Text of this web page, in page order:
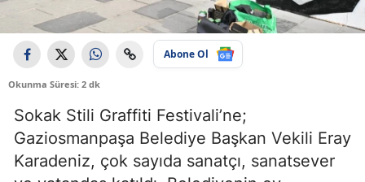
Abone Ol
Okunma Süresi: 2 dk
Sokak Stili Graffiti Festivali’ne;
Gaziosmanpaşa Belediye Başkan Vekili Eray
Karadeniz, çok sayıda sanatçı, sanatsever